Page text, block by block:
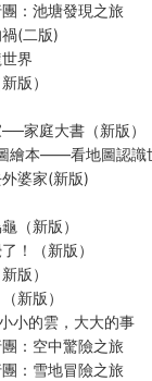
：池塘發現之旅
(二版)
界
版）
家庭大書（新版）
繪本――看地圖認識
婆家(新版)
（新版）
！（新版）
版）
新版）
小的雲，大大的事
：空中驚險之旅
：雪地冒險之旅